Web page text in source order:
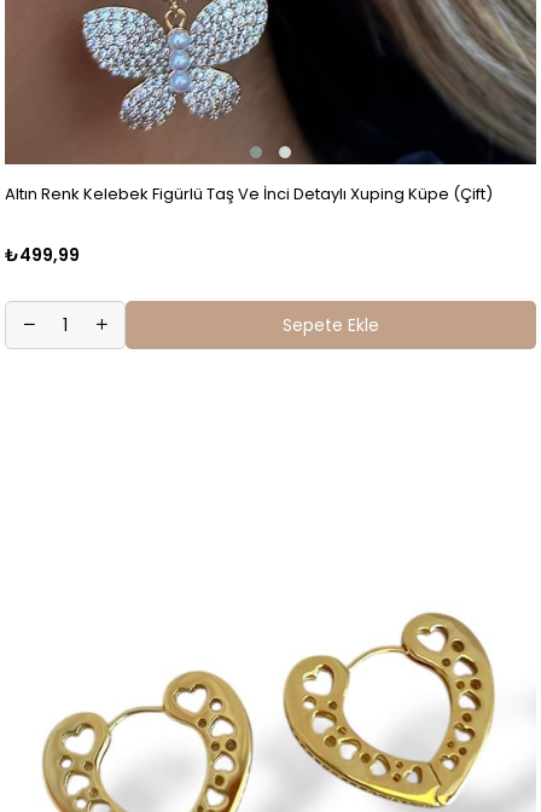
Altın Renk Kelebek Figürlü Taş Ve İnci Detaylı Xuping Küpe (Çift)
₺499,99
Sepete Ekle